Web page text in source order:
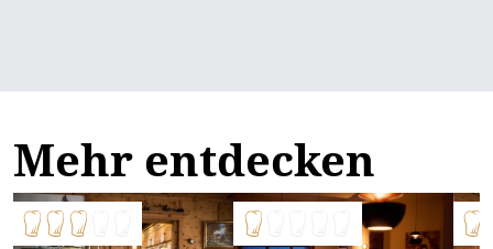
Mehr entdecken